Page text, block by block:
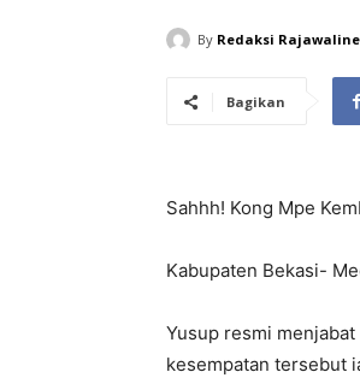
By Redaksi
Bagikan
Sahhh! Kong Mpe
Kabupaten Bekasi-
Yusup resmi
kesempatan tersebut